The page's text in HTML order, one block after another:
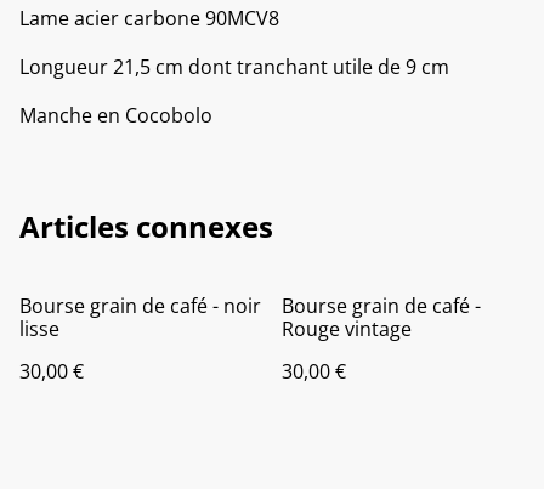
Lame acier carbone 90MCV8
Longueur 21,5 cm dont tranchant utile de 9 cm
Manche en Cocobolo
Articles connexes
Bourse grain de café - noir
lisse
30,00 €
Bourse grain de café -
Rouge vintage
30,00 €